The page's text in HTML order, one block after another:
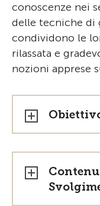
conoscenze nei
delle tecniche di
condividono le
rilassata e
nozioni apprese